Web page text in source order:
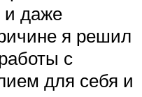
и даже
я решил
с
для себя и